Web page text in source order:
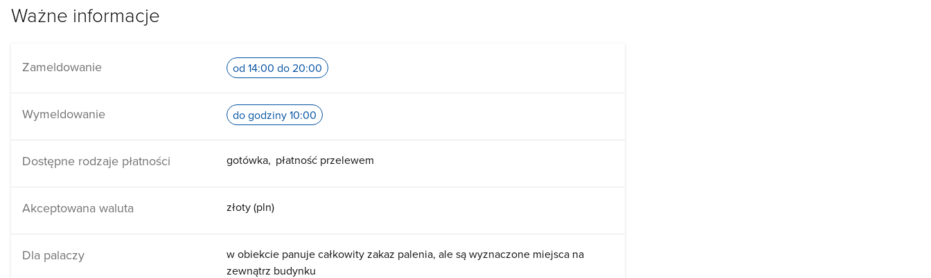
Ważne informacje
Zameldowanie od 14:00 do 20:00
Wymeldowanie do godziny 10:00
Dostępne rodzaje płatności gotówka płatność przelewem
Akceptowana waluta złoty (pln)
Dla palaczy
w obiekcie panuje całkowity zakaz palenia, ale są wyznaczone miejsca na
zewnątrz budynku